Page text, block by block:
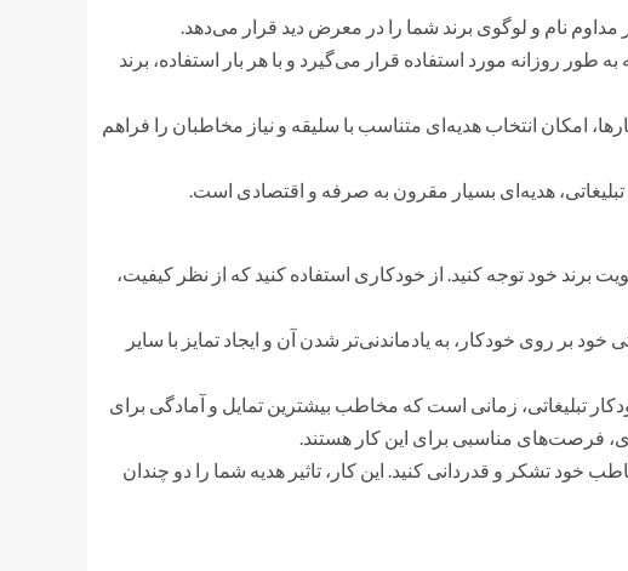
نام و لوگوی برند شما را در معرض دید قرار می‌دهد.
روزانه مورد استفاده قرار می‌گیرد و با هر بار استفاده، برند
امکان انتخاب هدیه‌ای متناسب با سلیقه و نیاز مخاطبان را فراهم
تبلیغاتی، هدیه‌ای بسیار مقرون به صرفه و اقتصادی است.
برند خود توجه کنید. از خودکاری استفاده کنید که از نظر کیفیت،
خود بر روی خودکار، به یادماندنی‌تر شدن آن و ایجاد تمایز با سایر
تبلیغاتی، زمانی است که مخاطب بیشترین تمایل و آمادگی برای
فرصت‌های مناسبی برای این کار هستند.
خود تشکر و قدردانی کنید. این کار، تاثیر هدیه شما را دو چندان